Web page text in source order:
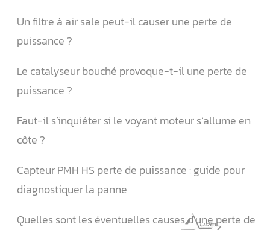
Un filtre à air sale peut-il causer une perte de
puissance ?
Le catalyseur bouché provoque-t-il une perte de
puissance ?
Faut-il s’inquiéter si le voyant moteur s’allume en
côte ?
Capteur PMH HS perte de puissance : guide pour
diagnostiquer la panne
Quelles sont les éventuelles causes d’une perte de